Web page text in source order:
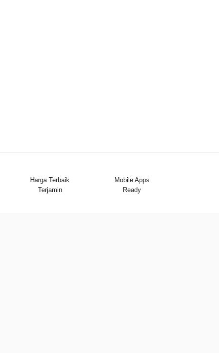
Harga Terbaik
Terjamin
Mobile Apps
Ready